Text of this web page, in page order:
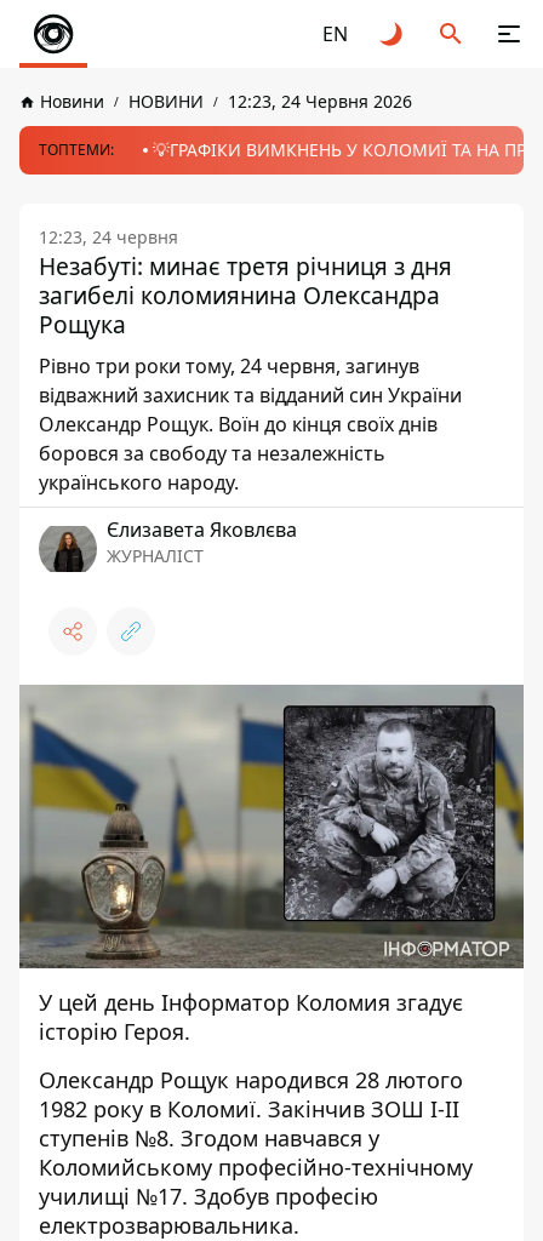
EN
Новини НОВИНИ 12:23, 24 Червня 2026
ТОПТЕМИ: 💡ГРАФІКИ ВИМКНЕНЬ У КОЛОМИЇ ТА НА
12:23, 24 червня
Незабуті: минає третя річниця з дня
загибелі коломиянина Олександра
Рощука
Рівно три роки тому, 24 червня, загинув
відважний захисник та відданий син України
Олександр Рощук. Воїн до кінця своїх днів
боровся за свободу та незалежність
українського народу.
Єлизавета Яковлєва
ЖУРНАЛІСТ
У цей день Інформатор Коломия згадує
історію Героя.
Олександр Рощук народився 28 лютого
1982 року в Коломиї. Закінчив ЗОШ І-ІІ
ступенів №8. Згодом навчався у
Коломийському професійно-технічному
училищі №17. Здобув професію
електрозварювальника.